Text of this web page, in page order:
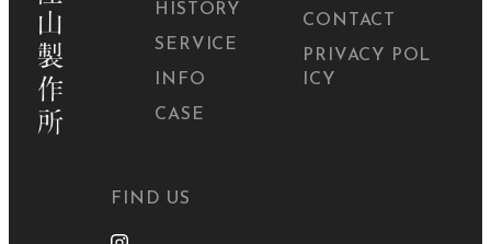
HISTORY
SERVICE
INFO
CASE
CONTACT
PRIVACY POL
ICY
FIND US